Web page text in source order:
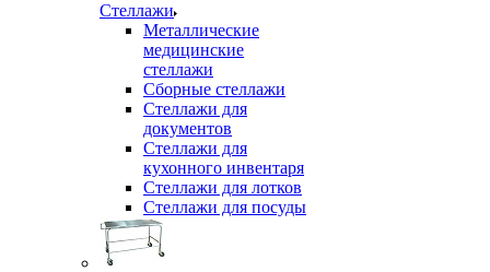
Стеллажи
Металлические
медицинские
стеллажи
Сборные стеллажи
Стеллажи для
документов
Стеллажи для
кухонного инвентаря
Стеллажи для лотков
Стеллажи для посуды